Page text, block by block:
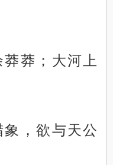
莽；大河上
，欲与天公